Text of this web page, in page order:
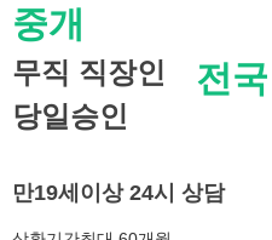
중개
전국
무직 직장인
당일승인
만19세이상 24시 상담